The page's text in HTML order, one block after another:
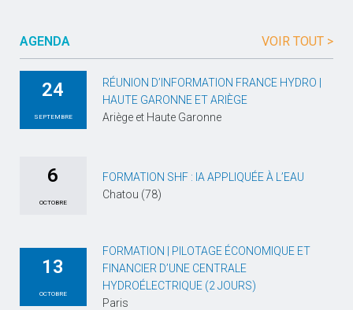
AGENDA VOIR TOUT >
24
SEPTEMBRE
RÉUNION D’INFORMATION FRANCE HYDRO |
HAUTE GARONNE ET ARIÈGE
Ariège et Haute Garonne
6
OCTOBRE
FORMATION SHF : IA APPLIQUÉE À L’EAU
Chatou (78)
13
OCTOBRE
FORMATION | PILOTAGE ÉCONOMIQUE ET
FINANCIER D’UNE CENTRALE
HYDROÉLECTRIQUE (2 JOURS)
Paris